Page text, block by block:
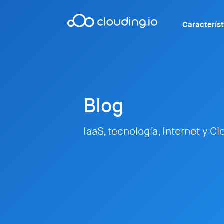
Blog
IaaS, tecnología, Internet y